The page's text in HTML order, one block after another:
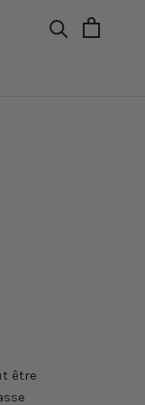
être